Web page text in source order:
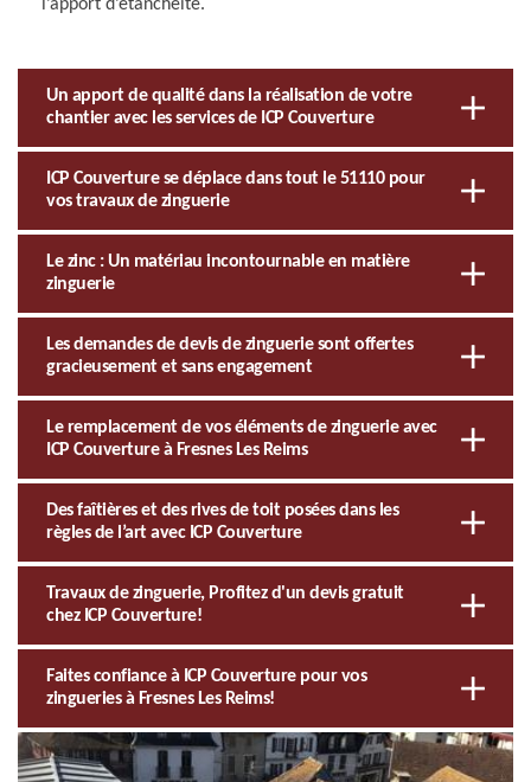
l’apport d’étanchéité.
Un apport de qualité dans la réalisation de votre
chantier avec les services de ICP Couverture
ICP Couverture se déplace dans tout le 51110 pour
vos travaux de zinguerie
Le zinc : Un matériau incontournable en matière
zinguerie
Les demandes de devis de zinguerie sont offertes
gracieusement et sans engagement
Le remplacement de vos éléments de zinguerie avec
ICP Couverture à Fresnes Les Reims
Des faîtières et des rives de toit posées dans les
règles de l’art avec ICP Couverture
Travaux de zinguerie, Profitez d'un devis gratuit
chez ICP Couverture!
Faites confiance à ICP Couverture pour vos
zingueries à Fresnes Les Reims!